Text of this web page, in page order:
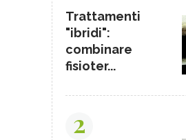
Trattamenti
"ibridi":
combinare
fisioter...
2